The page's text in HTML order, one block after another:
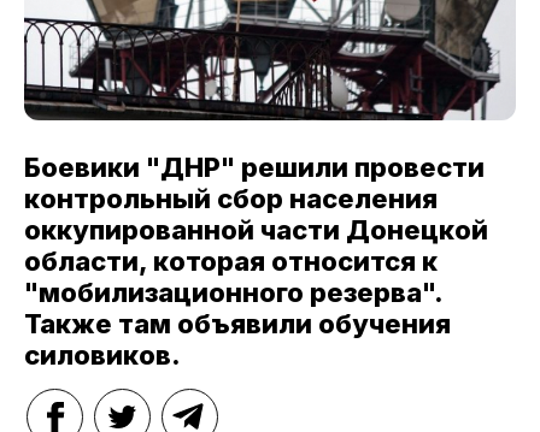
Боевики "ДНР" решили провести
контрольный сбор населения
оккупированной части Донецкой
области, которая относится к
"мобилизационного резерва".
Также там объявили обучения
силовиков.